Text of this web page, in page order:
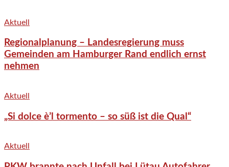
Aktuell
Regionalplanung – Landesregierung muss
Gemeinden am Hamburger Rand endlich ernst
nehmen
Aktuell
„Si dolce è’l tormento – so süß ist die Qual“
Aktuell